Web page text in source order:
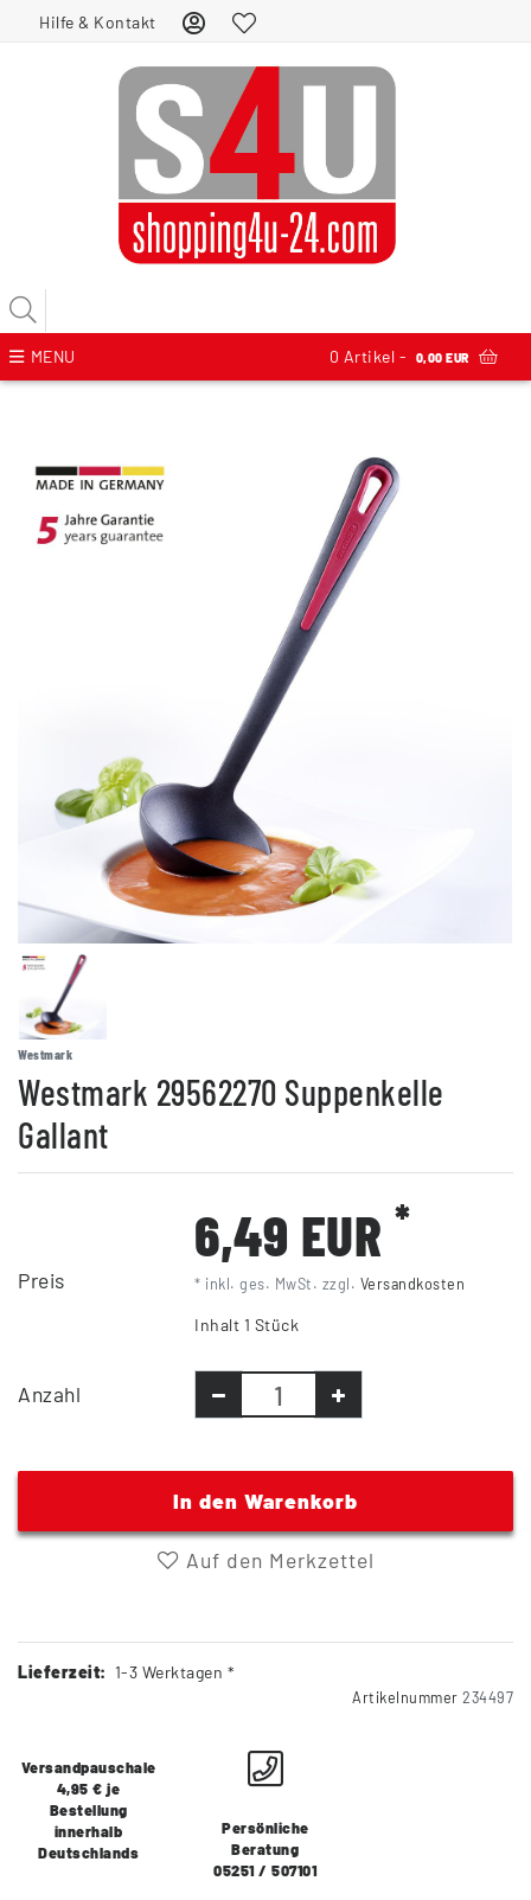
Hilfe & Kontakt
MENU 0 Artikel - 0,00 EUR
Westmark
Westmark 29562270 Suppenkelle
Gallant
Preis
6,49 EUR *
* inkl. ges. MwSt. zzgl. Versandkosten
Inhalt 1 Stück
Anzahl
In den Warenkorb
Auf den Merkzettel
Lieferzeit: 1-3 Werktagen *
Artikelnummer 234497
Versandpauschale
4,95 € je
Bestellung
innerhalb
Deutschlands
Persönliche
Beratung
05251 / 507101